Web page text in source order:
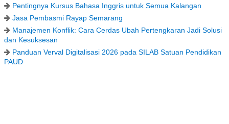
Pentingnya Kursus Bahasa Inggris untuk Semua Kalangan
Jasa Pembasmi Rayap Semarang
Manajemen Konflik: Cara Cerdas Ubah Pertengkaran Jadi Solusi
dan Kesuksesan
Panduan Verval Digitalisasi 2026 pada SILAB Satuan Pendidikan
PAUD